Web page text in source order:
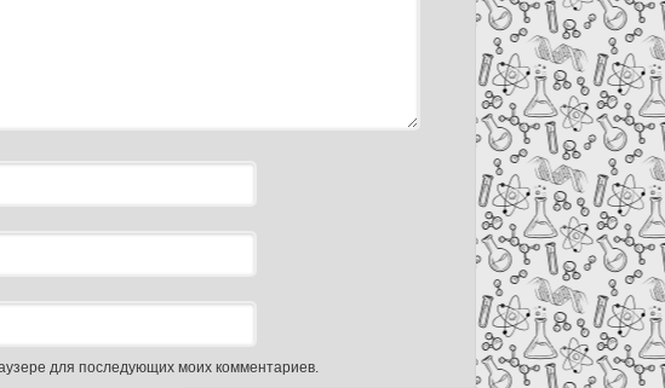
для последующих моих комментариев.